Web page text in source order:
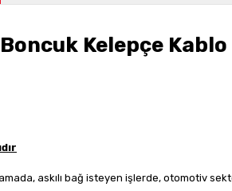
Kelepçe Kablo
askılı bağ isteyen işlerde, otomotiv